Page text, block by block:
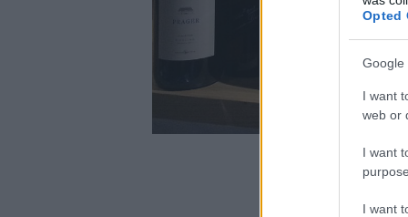
Opted
Google
I want
web or
I want
I want